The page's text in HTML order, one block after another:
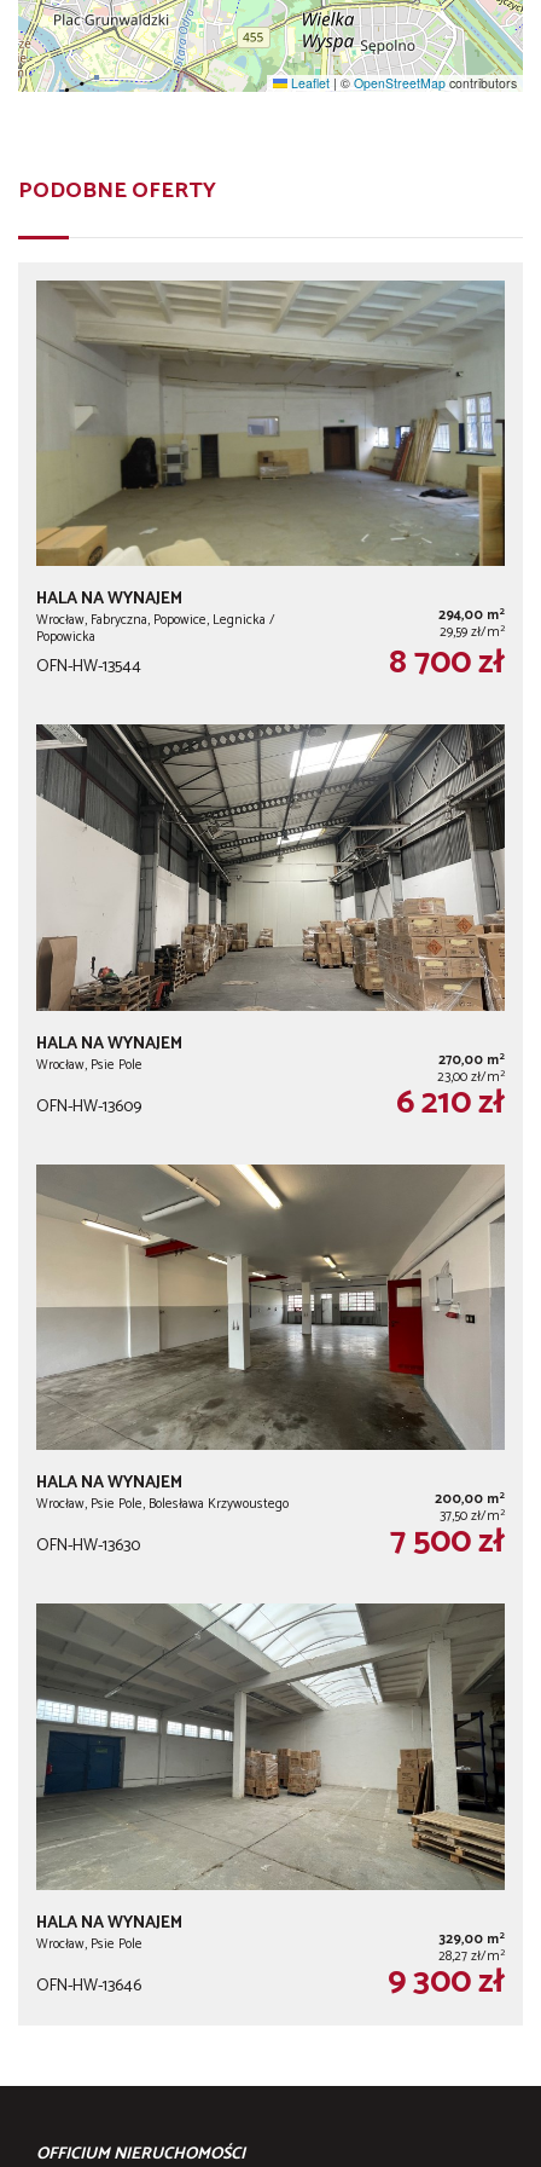
Leaflet | © OpenStreetMap contributors
PODOBNE OFERTY
HALA NA WYNAJEM
Wrocław, Fabryczna, Popowice, Legnicka /
Popowicka
294,00 m2
29,59 zł/m2
OFN-HW-13544 8 700 zł
HALA NA WYNAJEM
Wrocław, Psie Pole 270,00 m2
23,00 zł/m2
OFN-HW-13609 6 210 zł
HALA NA WYNAJEM
Wrocław, Psie Pole, Bolesława Krzywoustego 200,00 m2
37,50 zł/m2
OFN-HW-13630 7 500 zł
HALA NA WYNAJEM
Wrocław, Psie Pole 329,00 m2
28,27 zł/m2
OFN-HW-13646 9 300 zł
OFFICIUM NIERUCHOMOŚCI